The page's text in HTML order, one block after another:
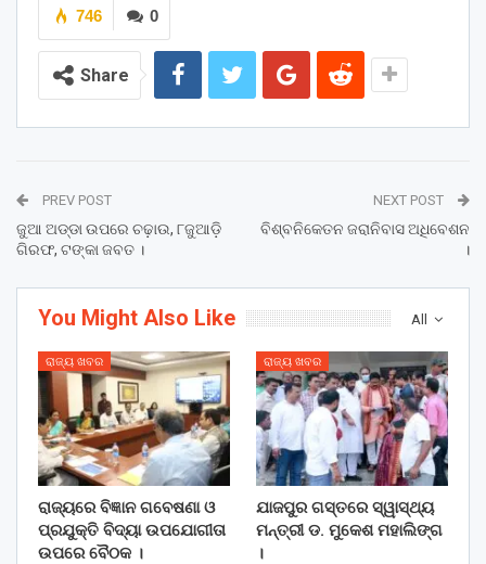
0
746
Share
PREV POST
ଜୁଆ ଅଡ୍ଡା ଉପରେ ଚଢ଼ାଉ, ୮ଜୁଆଡ଼ି
ଗିରଫ, ଟଙ୍କା ଜବତ ।
NEXT POST
ବିଶ୍ବନିକେତନ ଜରାନିବାସ ଅଧିବେଶନ
।
All
You Might Also Like
ରାଜ୍ୟ ଖବର
ରାଜ୍ୟରେ ବିଜ୍ଞାନ ଗବେଷଣା ଓ
ପ୍ରଯୁକ୍ତି ବିଦ୍ୟା ଉପଯୋଗୀତା
ଉପରେ ବୈଠକ ।
ରାଜ୍ୟ ଖବର
ଯାଜପୁର ଗସ୍ତରେ ସ୍ୱାସ୍ଥ୍ୟ
ମନ୍ତ୍ରୀ ଡ. ମୁକେଶ ମହାଲିଙ୍ଗ
।